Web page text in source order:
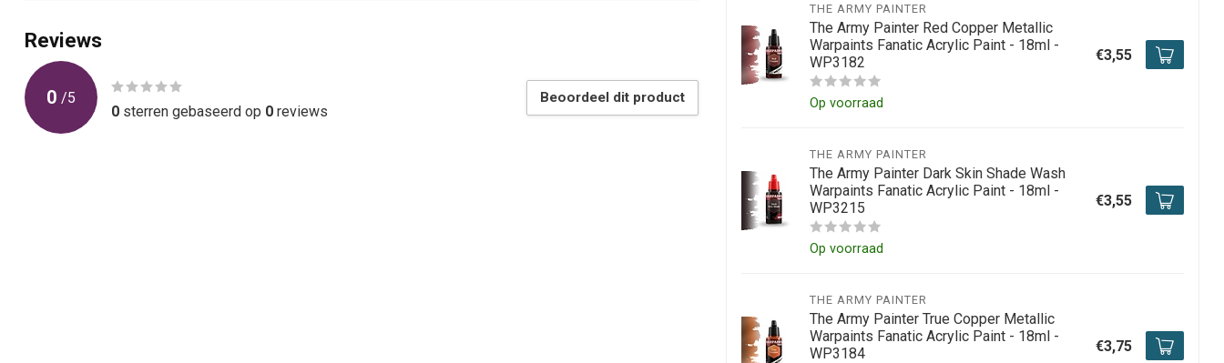
Reviews
0 /5
0 sterren gebaseerd op 0 reviews
Beoordeel dit product
THE ARMY PAINTER
The Army Painter Red Copper Metallic
Warpaints Fanatic Acrylic Paint - 18ml -
WP3182
Op voorraad
€3,55
THE ARMY PAINTER
The Army Painter Dark Skin Shade Wash
Warpaints Fanatic Acrylic Paint - 18ml -
WP3215
Op voorraad
€3,55
THE ARMY PAINTER
The Army Painter True Copper Metallic
Warpaints Fanatic Acrylic Paint - 18ml -
WP3184
€3,75